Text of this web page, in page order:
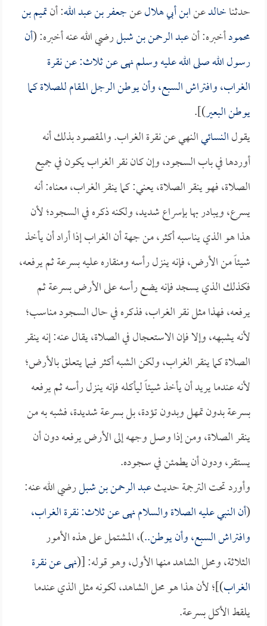
حدثناخالدعنابن أبي هلالعنجعفر بن عبد الله: أنتميم بن
محمودأخبره: أنعبد الرحمن بن شبلرضي الله عنه أخبره: (أن
رسول الله صلى الله عليه وسلم نهى عن ثلاث: عن نقرة
الغراب، وافتراش السبع، وأن يوطن الرجل المقام للصلاة كما
يوطن البعير)].
يقولالنسائيالنهي عن نقرة الغراب. والمقصود بذلك أنه
أوردها في باب السجود، وإن كان نقر الغراب يكون في جميع
الصلاة، فهو ينقر الصلاة، يعني: كما ينقر الغراب، معناه: أنه
يسرع، ويبادر بها بإسراع شديد، ولكنه ذكره في السجود؛ لأن
هذا هو الذي يناسبه أكثر، من جهة أن الغراب إذا أراد أن يأخذ
شيئاً من الأرض، فإنه ينزل رأسه ومنقاره عليه بسرعة ثم يرفعه،
فكذلك الذي يسجد فإنه يضع رأسه على الأرض بسرعة ثم
يرفعه، فهذا مثل نقر الغراب، فذكره في حال السجود مناسب؛
لأنه يشبهه، وإلا فإن الاستعجال في الصلاة، يقال عنه: إنه ينقر
الصلاة كما ينقر الغراب، ولكن الشبه أكثر فيما يتعلق بالأرض؛
لأنه عندما يريد أن يأخذ شيئاً ليأكله فإنه ينزل رأسه ثم يرفعه
بسرعة بدون تمهل وبدون تؤدة، بل بسرعة شديدة، فشبه به من
ينقر الصلاة، ومن إذا وصل وجهه إلى الأرض يرفعه دون أن
يستقر، ودون أن يطمئن في سجوده.
وأورد تحت الترجمة حديثعبد الرحمن بن شبلرضي الله عنه:
(أن النبي عليه الصلاة والسلام نهى عن ثلاث: نقرة الغراب،
وافتراش السبع، وأن يوطن..)، المشتمل على هذه الأمور
الثلاثة، ومحل الشاهد منها الأول، وهو قوله: [(نهى عن نقرة
الغراب)]؛ لأن هذا هو محل الشاهد، لكونه مثل الذي عندما
يلقط الأكل بسرعة.